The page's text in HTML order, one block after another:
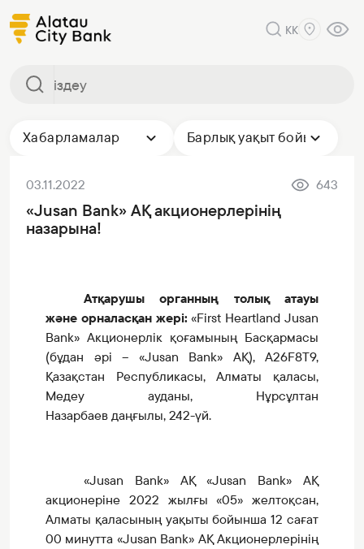
KK
Хабарламалар Барлық уақыт бойы
03.11.2022 643
«Jusan Bank» АҚ акционерлерінің
назарына!
Атқарушы органның толық атауы
және орналасқан жері:«First Heartland Jusan
Bank» Акционерлік қоғамының Басқармасы
(бұдан әрі – «Jusan Bank» АҚ), A26F8T9,
Қазақстан Республикасы,Алматы қаласы,
Медеу ауданы, Нұрсұлтан
Назарбаевдаңғылы, 242-үй.
«Jusan Bank»АҚ «Jusan Bank»АҚ
акционеріне 2022 жылғы «05» желтоқсан,
Алматы қаласының уақыты бойынша 12 сағат
00 минутта «Jusan Bank» АҚ Акционерлерінің